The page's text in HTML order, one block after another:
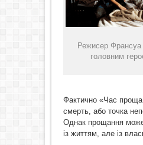
Режисер Франсуа
головним
Фактично «Час
смерть, або точка
Однак прощання
із життям, але із